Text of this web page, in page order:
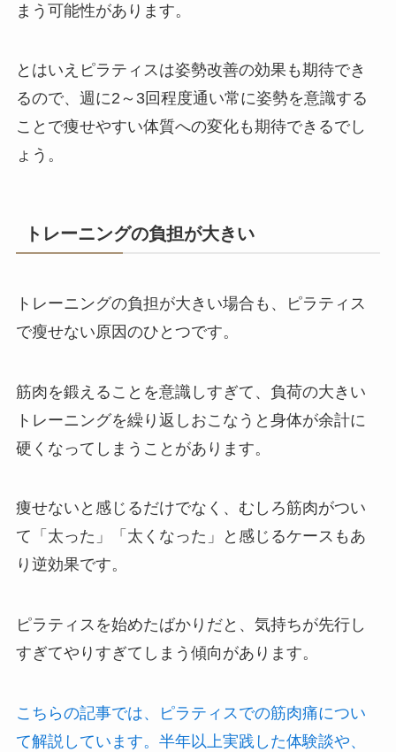
まう可能性があります。
とはいえピラティスは姿勢改善の効果も期待でき
るので、週に2～3回程度通い常に姿勢を意識する
ことで痩せやすい体質への変化も期待できるでし
ょう。
トレーニングの負担が大きい
トレーニングの負担が大きい場合も、ピラティス
で瘦せない原因のひとつです。
筋肉を鍛えることを意識しすぎて、負荷の大きい
トレーニングを繰り返しおこなうと身体が余計に
硬くなってしまうことがあります。
痩せないと感じるだけでなく、むしろ筋肉がつい
て「太った」「太くなった」と感じるケースもあ
り逆効果です。
ピラティスを始めたばかりだと、気持ちが先行し
すぎてやりすぎてしまう傾向があります。
こちらの記事では、ピラティスでの筋肉痛につい
て解説しています。半年以上実践した体験談や、